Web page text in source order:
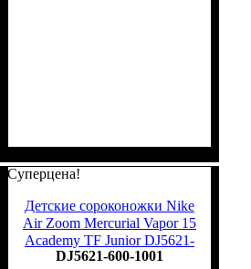
Суперцена!
Детские сороконожки Nike
Air Zoom Mercurial Vapor 15
Academy TF Junior DJ5621-
600
DJ5621-600-1001